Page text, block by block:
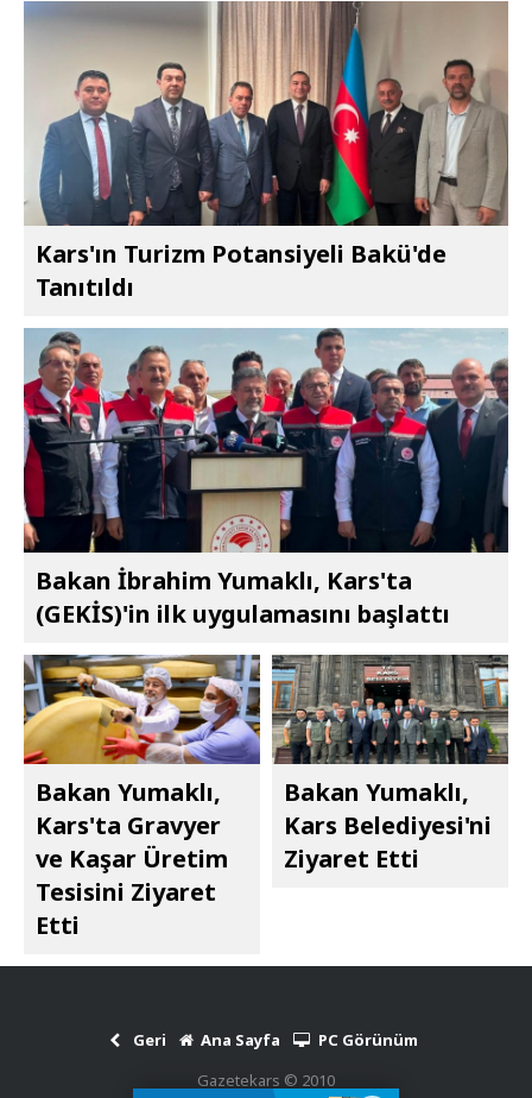
Kars'ın Turizm Potansiyeli Bakü'de
Tanıtıldı
Bakan İbrahim Yumaklı, Kars'ta
(GEKİS)'in ilk uygulamasını başlattı
Bakan Yumaklı,
Kars'ta Gravyer
ve Kaşar Üretim
Tesisini Ziyaret
Etti
Bakan Yumaklı,
Kars Belediyesi'ni
Ziyaret Etti
Geri Ana Sayfa
PC Görünüm
Gazetekars © 2010